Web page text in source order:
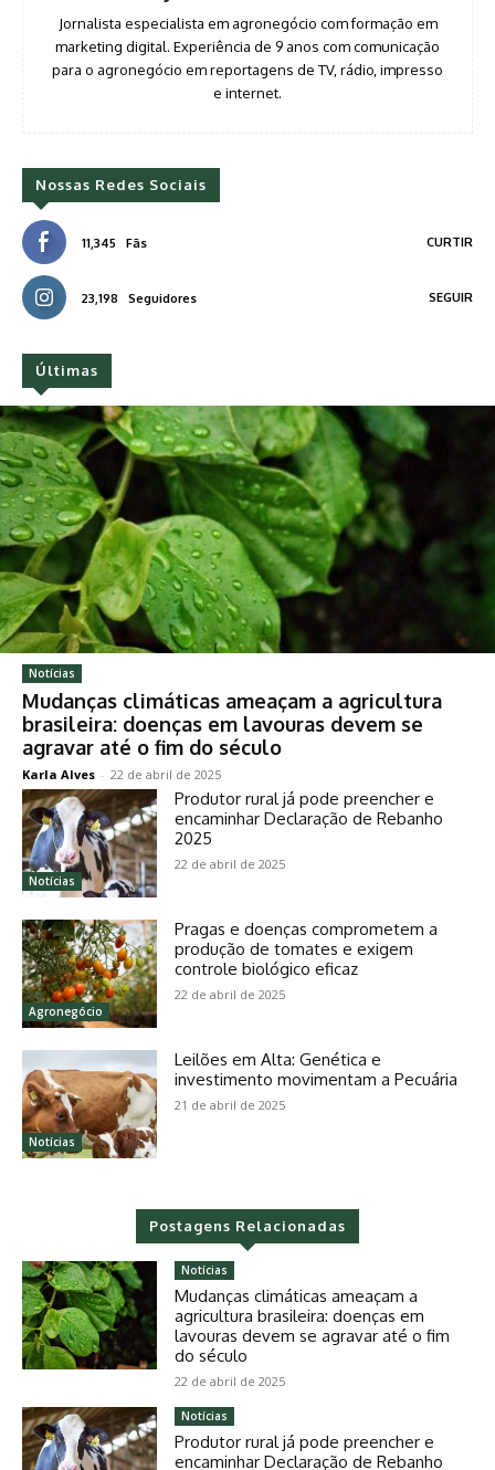
Jornalista especialista em agronegócio com formação em
marketing digital. Experiência de 9 anos com comunicação
para o agronegócio em reportagens de TV, rádio, impresso
e internet.
Nossas Redes Sociais
11,345 Fãs CURTIR
23,198 Seguidores SEGUIR
Últimas
Notícias
Mudanças climáticas ameaçam a agricultura
brasileira: doenças em lavouras devem se
agravar até o fim do século
Karla Alves - 22 de abril de 2025
Notícias
Produtor rural já pode preencher e
encaminhar Declaração de Rebanho
2025
22 de abril de 2025
Agronegócio
Pragas e doenças comprometem a
produção de tomates e exigem
controle biológico eficaz
22 de abril de 2025
Notícias
Leilões em Alta: Genética e
investimento movimentam a Pecuária
21 de abril de 2025
Postagens Relacionadas
Notícias
Mudanças climáticas ameaçam a
agricultura brasileira: doenças em
lavouras devem se agravar até o fim
do século
22 de abril de 2025
Notícias
Produtor rural já pode preencher e
encaminhar Declaração de Rebanho